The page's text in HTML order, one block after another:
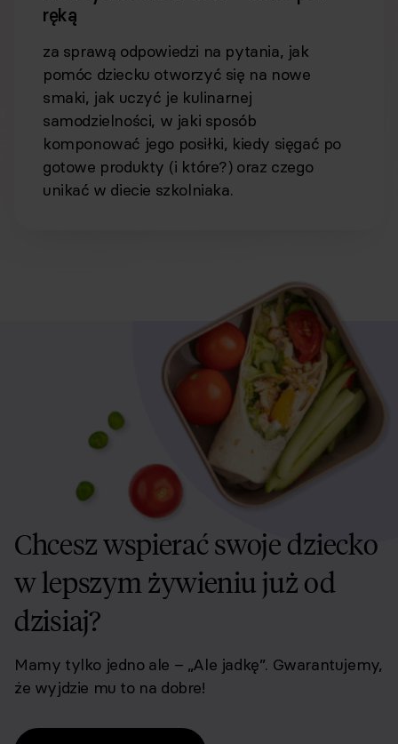
ręką
za sprawą odpowiedzi na pytania, jak
pomóc dziecku otworzyć się na nowe
smaki, jak uczyć je kulinarnej
samodzielności, w jaki sposób
komponować jego posiłki, kiedy sięgać po
gotowe produkty (i które?) oraz czego
unikać w diecie szkolniaka.
Chcesz wspierać swoje dziecko
w lepszym żywieniu już od
dzisiaj?
Mamy tylko jedno ale – „Ale jadkę”. Gwarantujemy,
że wyjdzie mu to na dobre!